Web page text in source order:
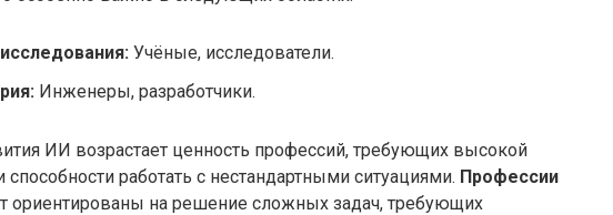
Учёные, исследователи.
Инженеры, разработчики.
ИИ возрастает ценность профессий, требующих высокой
работать с нестандартными ситуациями. Профессии
ориентированы на решение сложных задач, требующих